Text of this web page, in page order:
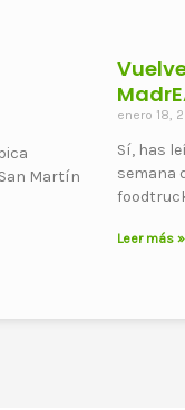
Martín
enero 18,
Sí, has
semana
Leer más »